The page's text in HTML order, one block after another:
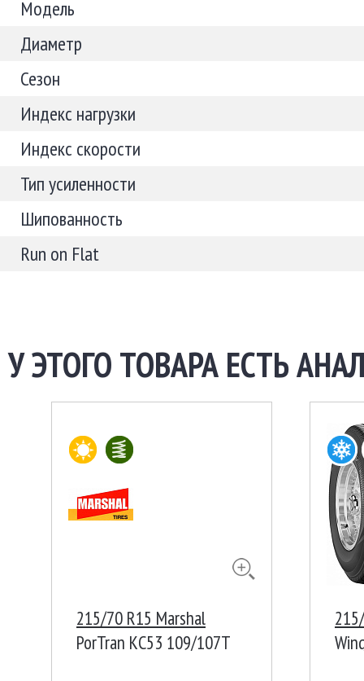
Модель
Диаметр
Сезон
Индекс нагрузки
Индекс скорости
Тип усиленности
Шипованность
Run on Flat
У ЭТОГО ТОВАРА ЕСТЬ
215/70 R15 Marshal
PorTran KC53 109/107T